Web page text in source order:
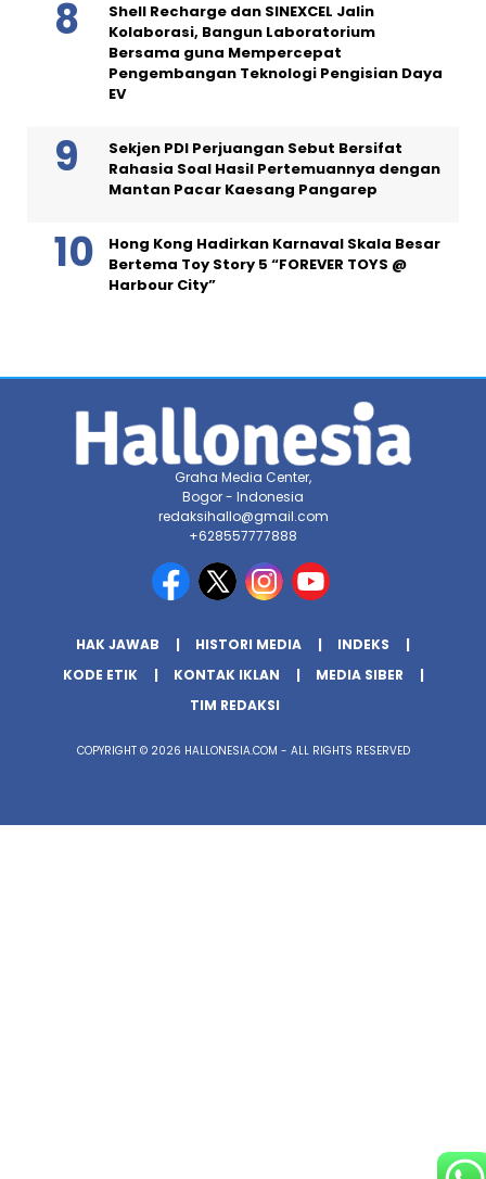
Shell Recharge dan SINEXCEL Jalin
Kolaborasi, Bangun Laboratorium
Bersama guna Mempercepat
Pengembangan Teknologi Pengisian Daya
EV
Sekjen PDI Perjuangan Sebut Bersifat
Rahasia Soal Hasil Pertemuannya dengan
Mantan Pacar Kaesang Pangarep
Hong Kong Hadirkan Karnaval Skala Besar
Bertema Toy Story 5 “FOREVER TOYS @
Harbour City”
Graha Media Center,
Bogor - Indonesia
redaksihallo@gmail.com
+628557777888
HAK JAWAB HISTORI MEDIA
INDEKS
KODE ETIK
KONTAK IKLAN
MEDIA SIBER
TIM REDAKSI
COPYRIGHT © 2026 HALLONESIA.COM - ALL RIGHTS RESERVED